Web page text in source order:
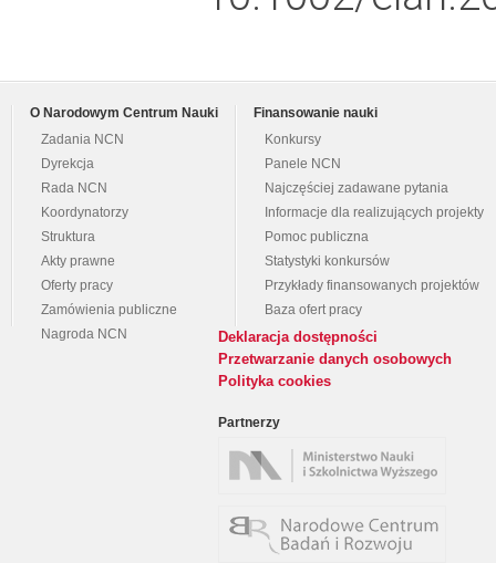
O Narodowym Centrum Nauki
Zadania NCN
Dyrekcja
Rada NCN
Koordynatorzy
Struktura
Akty prawne
Oferty pracy
Zamówienia publiczne
Nagroda NCN
Finansowanie nauki
Konkursy
Panele NCN
Najczęściej zadawane pytania
Informacje dla realizujących projekty
Pomoc publiczna
Statystyki konkursów
Przykłady finansowanych projektów
Baza ofert pracy
Deklaracja dostępności
Przetwarzanie danych osobowych
Polityka cookies
Partnerzy